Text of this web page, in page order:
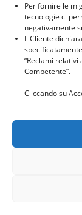
Per fornire le
tecnologie ci
negativamente
Il Cliente
“Reclami relativi
Competente”.
Cliccando su